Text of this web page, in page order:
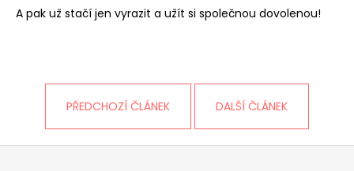
A pak už stačí jen vyrazit a užít si společnou dovolenou!
PŘEDCHOZÍ ČLÁNEK DALŠÍ ČLÁNEK